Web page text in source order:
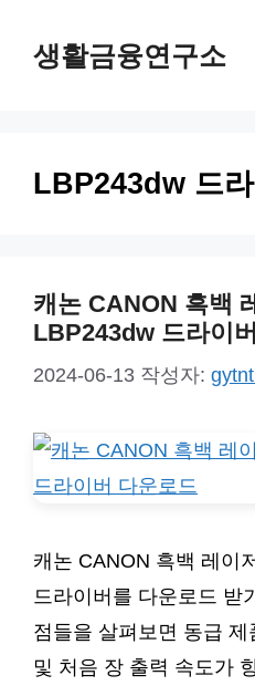
생활금융연구소
LBP243dw 드
캐논 CANON 흑백
LBP243dw 드라이
2024-06-13 작성자:
캐논 CANON 흑백 레이
드라이버를 다운로드 받
점들을 살펴보면 동급
및 처음 장 출력 속도가